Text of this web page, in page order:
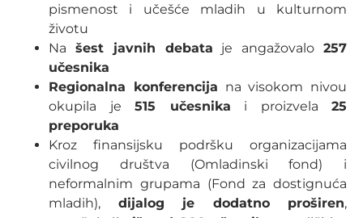
pismenost i učešće mladih u kulturnom
životu
Na šest javnih debata je angažovalo257
učesnika
Regionalna konferencija na visokom nivou
okupila je 515 učesnika i proizvela 25
preporuka
Kroz finansijsku podršku organizacijama
civilnog društva (Omladinski fond) i
neformalnim grupama (Fond za dostignuća
mladih), dijalog je dodatno proširen,